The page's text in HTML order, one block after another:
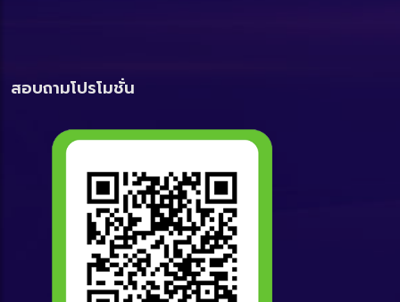
สอบถามโปรโมชั่น